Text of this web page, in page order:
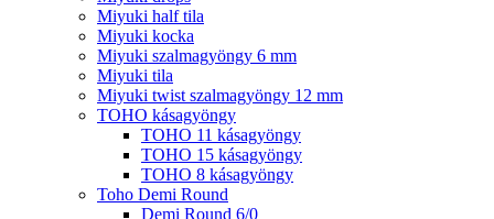
Miyuki half tila
Miyuki kocka
Miyuki szalmagyöngy 6 mm
Miyuki tila
Miyuki twist szalmagyöngy 12 mm
TOHO kásagyöngy
TOHO 11 kásagyöngy
TOHO 15 kásagyöngy
TOHO 8 kásagyöngy
Toho Demi Round
Demi Round 6/0